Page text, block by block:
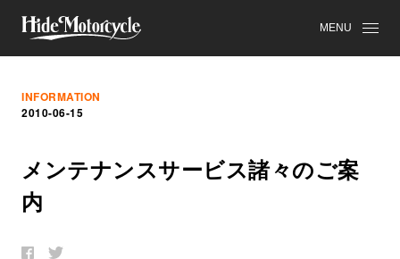
MENU
INFORMATION
2010-06-15
メ ンテナンスサービス諸々のご案
内